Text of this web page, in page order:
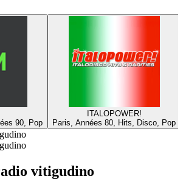
90, Pop
ITALOPOWER!
Paris, Années 80, Hits, Disco, Pop
vitigudino